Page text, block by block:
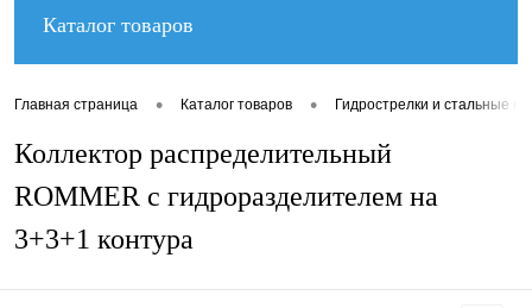
Каталог товаров
Главная страница • Каталог товаров • Гидрострелки и стальные
Коллектор распределительный
ROMMER с гидроразделителем на
3+3+1 контура